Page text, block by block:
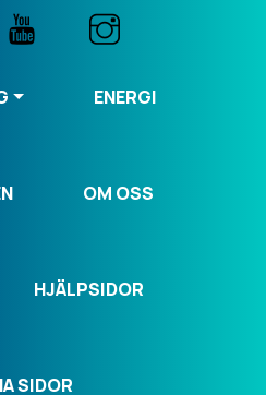
ENERGI
OM OSS
HJÄLPSIDOR
SIDOR